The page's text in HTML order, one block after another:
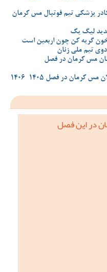
پزشکی تیم فوتبال مس کرمان
لیگ یک
خون گریه کن چون اربعین است
تیم ملی زنان
مس کرمان در فصل
کرمان در فصل 1405-1406
در این فصل